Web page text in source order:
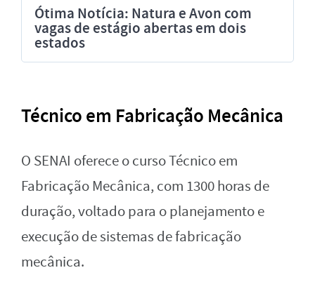
Ótima Notícia: Natura e Avon com
vagas de estágio abertas em dois
estados
Técnico em Fabricação Mecânica
O SENAI oferece o curso Técnico em
Fabricação Mecânica, com 1300 horas de
duração, voltado para o planejamento e
execução de sistemas de fabricação
mecânica.